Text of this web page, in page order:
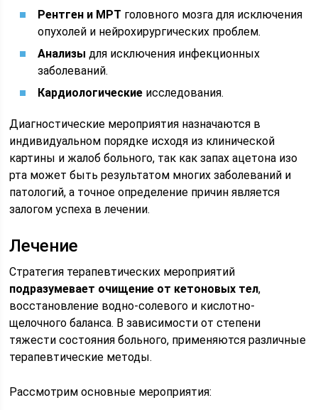
Рентген и МРТ головного мозга для исключения
опухолей и нейрохирургических проблем.
Анализы для исключения инфекционных
заболеваний.
Кардиологические исследования.
Диагностические мероприятия назначаются в
индивидуальном порядке исходя из клинической
картины и жалоб больного, так как запах ацетона изо
рта может быть результатом многих заболеваний и
патологий, а точное определение причин является
залогом успеха в лечении.
Лечение
Стратегия терапевтических мероприятий
подразумевает очищение от кетоновых тел,
восстановление водно-солевого и кислотно-
щелочного баланса. В зависимости от степени
тяжести состояния больного, применяются различные
терапевтические методы.
Рассмотрим основные мероприятия: